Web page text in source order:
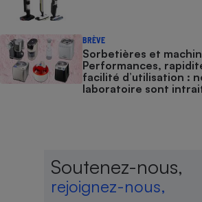
BRÈVE
Sorbetières et
Performances,
facilité d’utilisation :
laboratoire sont
Soutenez-nous,
rejoignez-nous,